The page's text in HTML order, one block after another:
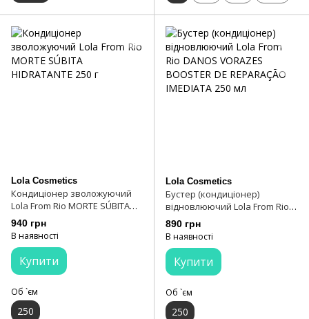
Lola Cosmetics
Кондиціонер зволожуючий
Lola From Rio MORTE SÚBITA
HIDRATANTE 250 г
940 грн
В наявності
Купити
Об `єм
250
Lola Cosmetics
Бустер (кондиціонер)
відновлюючий Lola From Rio
DANOS VORAZES BOOSTER DE
REPARAÇÃO IMEDIATA 250 мл
890 грн
В наявності
Купити
Об `єм
250